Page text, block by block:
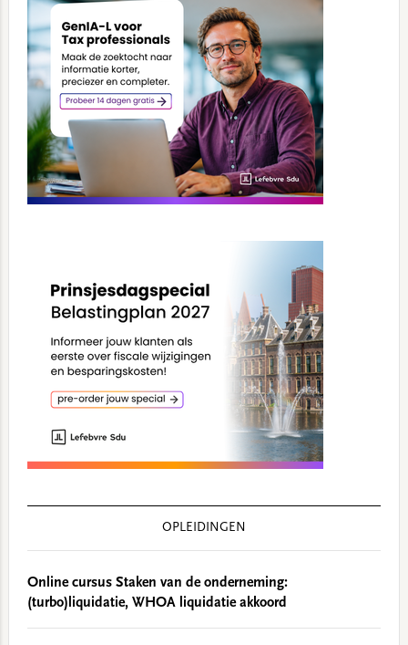
OPLEIDINGEN
Online cursus Staken van de onderneming:
(turbo)liquidatie, WHOA liquidatie akkoord